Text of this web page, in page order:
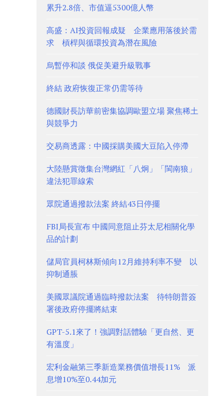
累升2.8倍、市值逼5300億人幣
高盛：AI投資回報成疑 企業應用落後於需
求 槓桿與循環投資為潛在風險
烏暫停和談 俄促美避升級戰事
終結 政府恢復正常仍需等待
德國財長訪華前密集協調歐盟立場 聚焦稀土
與競爭力
交易商透露：中國採購美國大豆陷入停滯
大陸懸賞徵集台灣網紅「八炯」「閩南狼」
違法犯罪線索
眾院通過撥款法案 終結43日停擺
FBI局長宣布 中國同意阻止芬太尼相關化學
品的計劃
儲局官員柯林斯傾向12月維持利率不變 以
抑制通脹
美國眾議院通過臨時撥款法案 待特朗普簽
署後政府停擺將結束
GPT-5.1來了！強調對話體驗「更自然、更
有溫度」
宏利金融第三季新造業務價值增長11% 派
息增10%至0.44加元